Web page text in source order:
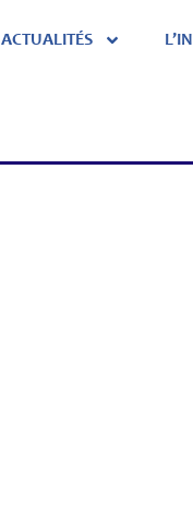
ACTUALITÉS